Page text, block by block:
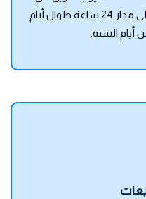
مهندسي أمان المواقع متاحين على مدار 24 ساعة طوال أيام
أيام السنة.